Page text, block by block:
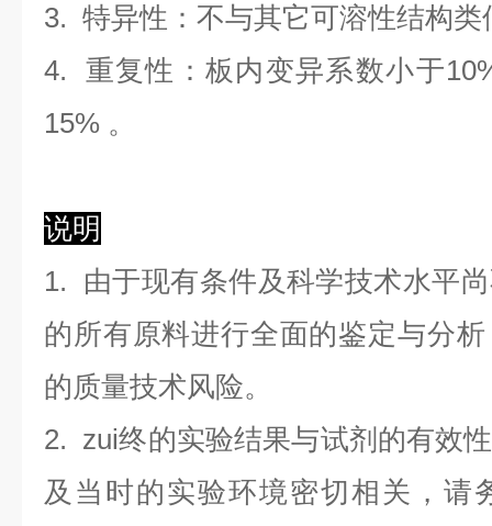
3. 特异性：不与其它可溶性结构类
4. 重复性：板内变异系数小于10
15% 。
说明
1. 由于现有条件及科学技术水平
的所有原料进行全面的鉴定与分
的质量技术风险。
2. zui终的实验结果与试剂的有效
及当时的实验环境密切相关，请